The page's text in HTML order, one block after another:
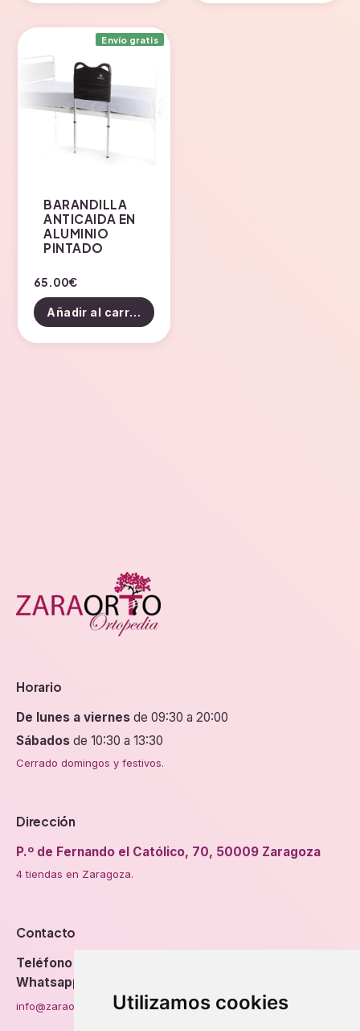
Utilizamos cookies
Envío gratis
BARANDILLA
ANTICAIDA EN
ALUMINIO
PINTADO
65.00€
Añadir al carrito
Horario
De lunes a viernes de 09:30 a 20:00
Sábados de 10:30 a 13:30
Cerrado domingos y festivos.
Dirección
P.º de Fernando el Católico, 70, 50009 Zaragoza
4 tiendas en Zaragoza.
Contacto
Teléfono
Whatsapp
info@zaraorto.com